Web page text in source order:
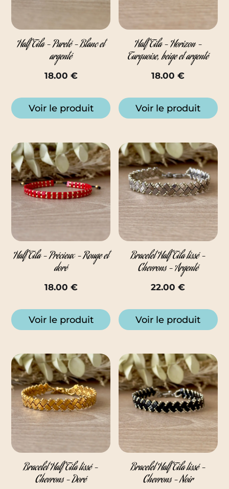
Half Tila – Pureté – Blanc et
argenté
18.00 €
Voir le produit
Half Tila – Horizon –
Turquoise, beige et argenté
18.00€
Voir le produit
Half Tila – Précieux – Rouge et
doré
18.00 €
Voir le produit
Bracelet Half Tila tissé –
Chevrons – Argenté
22.00€
Voir le produit
Bracelet Half Tila tissé –
Chevrons – Doré
Bracelet Half Tila tissé –
Chevrons – Noir